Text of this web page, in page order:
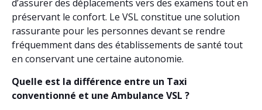
d’assurer des déplacements vers des examens tout en
préservant le confort. Le VSL constitue une solution
rassurante pour les personnes devant se rendre
fréquemment dans des établissements de santé tout
en conservant une certaine autonomie.
Quelle est la différence entre un Taxi
conventionné et une Ambulance VSL ?